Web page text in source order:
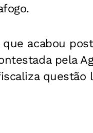
acabou
pela
questão